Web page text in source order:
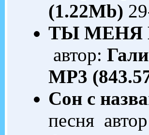
(1.22Mb)
ТЫ МЕНЯ
автор:
MP3
Сон с
песня